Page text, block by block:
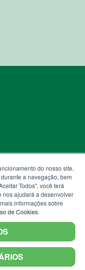
Termos de Uso
do nosso site,
a navegação, bem
Todos", você terá
nos ajudará a desenvolver
informações sobre
de Cookies.